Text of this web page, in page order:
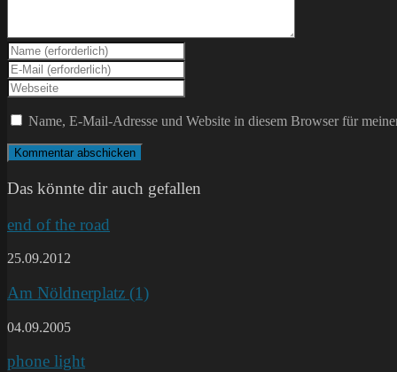
Gib
deinen
Namen
oder
Benutzernamen
zum
Kommentieren
ein
Gib
deine
E-
Mail-
Adresse
zum
Kommentieren
Gib
deine
Website-
ein
(optional)
Name, E-Mail-Adresse und Website in diesem Browser für
Das könnte dir auch gefallen
end of the road
25.09.2012
Am Nöldnerplatz (1)
04.09.2005
phone light